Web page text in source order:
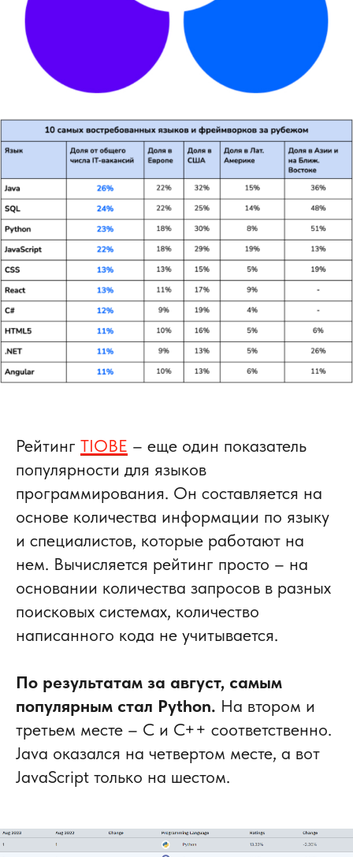
Рейтинг TIOBE – еще один показатель
популярности для языков
программирования. Он составляется на
основе количества информации по языку
и специалистов, которые работают на
нем. Вычисляется рейтинг просто – на
основании количества запросов в разных
поисковых системах, количество
написанного кода не учитывается.
По результатам за август, самым
популярным стал Python. На втором и
третьем месте – C и C++ соответственно.
Java оказался на четвертом месте, а вот
JavaScript только на шестом.